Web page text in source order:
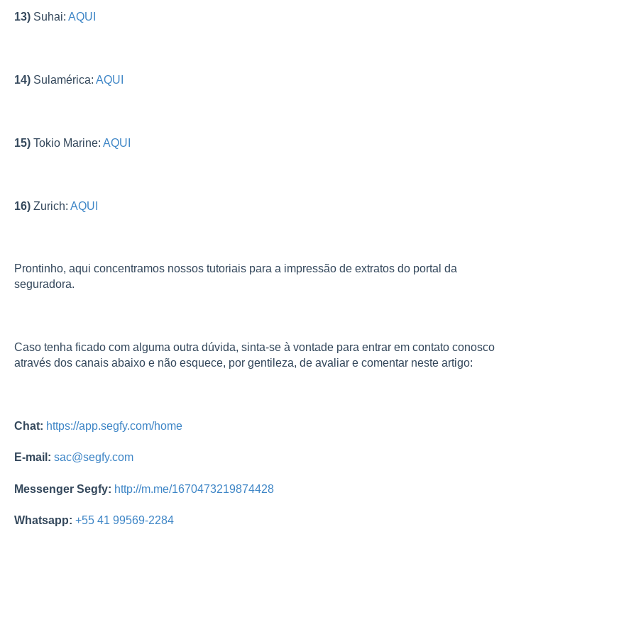
13)Suhai: AQUI
14)Sulamérica: AQUI
15)Tokio Marine: AQUI
16)Zurich: AQUI
Prontinho, aqui concentramos nossos tutoriais para a impressão de extratos do portal da
seguradora.
Caso tenha ficado com alguma outra dúvida, sinta-se à vontade para entrar em contato conosco
através dos canais abaixo e não esquece, por gentileza, de avaliar e comentar neste artigo:
Chat: https://app.segfy.com/home
E-mail: sac@segfy.com
Messenger Segfy: http://m.me/1670473219874428
Whatsapp: +55 41 99569-2284